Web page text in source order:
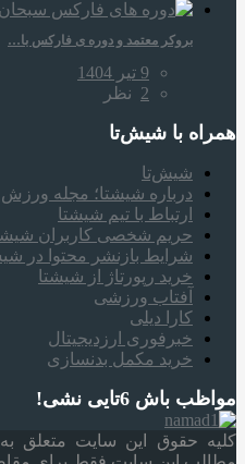
بروکر معتمد و دوره‌ ی فارکس با…
9 تیر 1404
2 نظر
همراه‌ با شیش‌تا
شیش‌تا
درباره شیشتا؛ مجله ورزش
ارتباط با تیم شیشتا
حریم شخصی کاربران
شرایط بازنشر محتوا در
خرید رپورتاژ از شیشتا
آفتاب ورزشی
کارا دیلی
خبرفوری ارزدیجیتال
خرید مکمل بدنسازی
مواظب باش 6تایی نشی!
کلیه حقوق این سایت متعلق